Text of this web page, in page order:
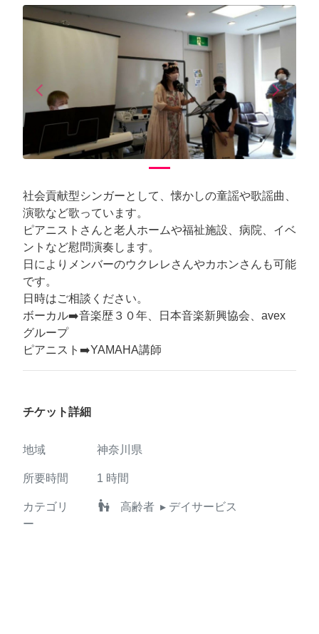
arrow_back_iosPrevious arrow_forward_iosNext
社会貢献型シンガーとして、懐かしの童謡や歌謡曲、
演歌など歌っています。
ピアニストさんと老人ホームや福祉施設、病院、イベ
ントなど慰問演奏します。
日によりメンバーのウクレレさんやカホンさんも可能
です。
日時はご相談ください。
ボーカル➡️音楽歴３０年、日本音楽新興協会、avex
グループ
ピアニスト➡️YAMAHA講師
チケット詳細
地域 神奈川県
所要時間 1 時間
カテゴリ
ー
escalator_warning 高齢者 ▸ デイサービス